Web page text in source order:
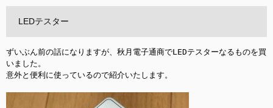
LEDテスター
ずいぶん前の話になりますが、秋月電子通商でLEDテスターなるものを買
いました。
意外と便利に使っているので紹介いたします。